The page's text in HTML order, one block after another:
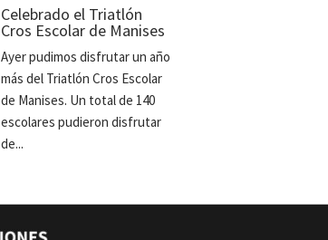
Celebrado el Triatlón
Cros Escolar de Manises
Ayer pudimos disfrutar un año
más del Triatlón Cros Escolar
de Manises. Un total de 140
escolares pudieron disfrutar
de...